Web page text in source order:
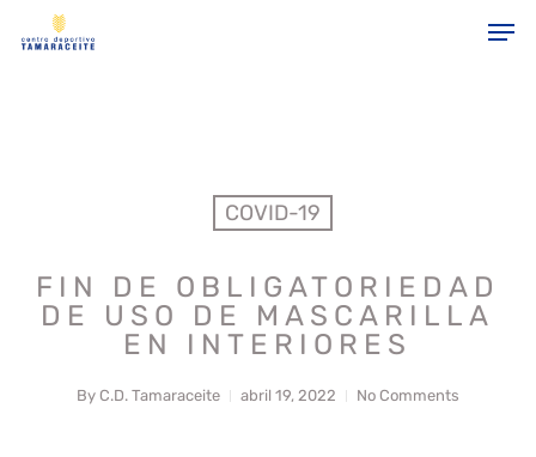
gtag('config', 'G-JGYRLEXBLB');
COVID-19
FIN DE OBLIGATORIEDAD
DE USO DE MASCARILLA
EN INTERIORES
By C.D. Tamaraceite abril 19, 2022 No Comments